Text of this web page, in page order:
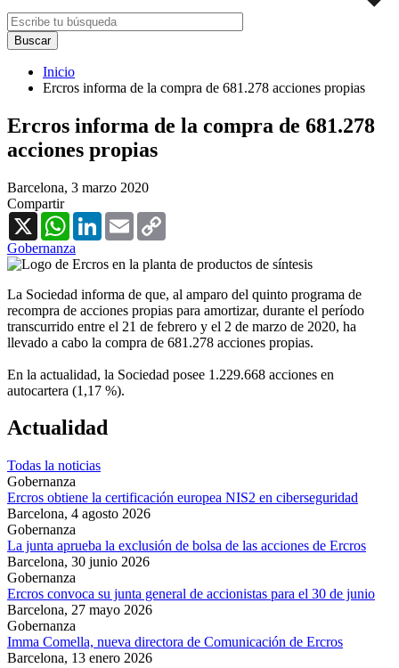
Inicio
Ercros informa de la compra de 681.278 acciones propias
Ercros informa de la compra de 681.278
acciones propias
Barcelona, 3 marzo 2020
Compartir
X
WhatsAppLinkedInEmail
Gobernanza
La Sociedad informa de que, al amparo del quinto programa de
recompra de acciones propias para amortizar, durante el período
transcurrido entre el 21 de febrero y el 2 de marzo de 2020, ha
llevado a cabo la compra de 681.278 acciones propias.
En la actualidad, la Sociedad posee 1.229.668 acciones en
autocartera (1,17 %).
Actualidad
Todas la noticias
Gobernanza
Ercros obtiene la certificación europea NIS2 en ciberseguridad
Barcelona, 4 agosto 2026
Gobernanza
La junta aprueba la exclusión de bolsa de las acciones de Ercros
Barcelona, 30 junio 2026
Gobernanza
Ercros convoca su junta general de accionistas para el 30 de junio
Barcelona, 27 mayo 2026
Gobernanza
Imma Comella, nueva directora de Comunicación de Ercros
Barcelona, 13 enero 2026